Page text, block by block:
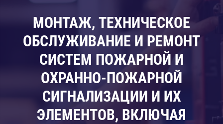
МОНТАЖ, ТЕХНИЧЕСКОЕ
ОБСЛУЖИВАНИЕ И РЕМОНТ
СИСТЕМ ПОЖАРНОЙ И
ОХРАННО-ПОЖАРНОЙ
СИГНАЛИЗАЦИИ И ИХ
ЭЛЕМЕНТОВ, ВКЛЮЧАЯ